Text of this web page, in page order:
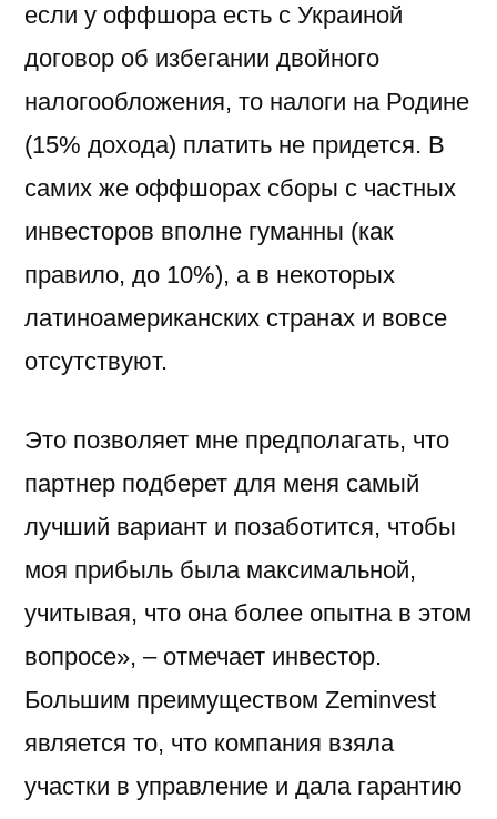
если у оффшора есть с Украиной
договор об избегании двойного
налогообложения, то налоги на Родине
(15% дохода) платить не придется. В
самих же оффшорах сборы с частных
инвесторов вполне гуманны (как
правило, до 10%), а в некоторых
латиноамериканских странах и вовсе
отсутствуют.
Это позволяет мне предполагать, что
партнер подберет для меня самый
лучший вариант и позаботится, чтобы
моя прибыль была максимальной,
учитывая, что она более опытна в этом
вопросе», – отмечает инвестор.
Большим преимуществом Zeminvest
является то, что компания взяла
участки в управление и дала гарантию